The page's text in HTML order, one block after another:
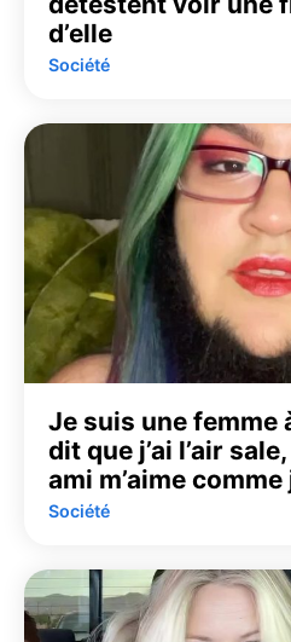
d’elle
Société
Je suis une femme
dit que j’ai l’air
ami m’aime
Société